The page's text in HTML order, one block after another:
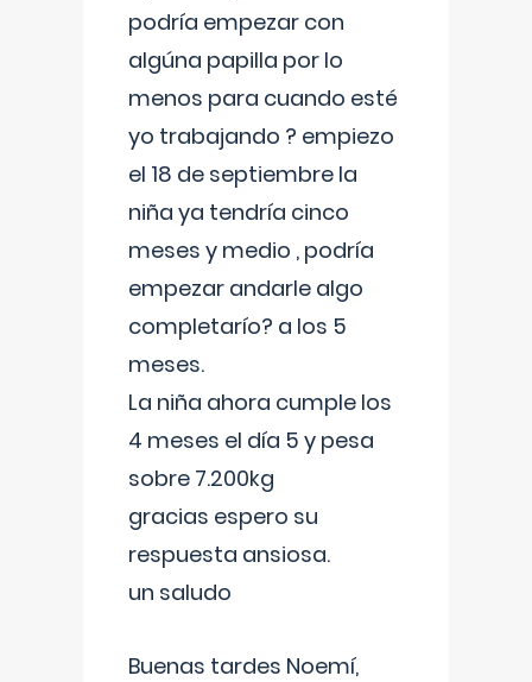
podría empezar con
algúna papilla por lo
menos para cuando esté
yo trabajando ? empiezo
el 18 de septiembre la
niña ya tendría cinco
meses y medio , podría
empezar andarle algo
completarío? a los 5
meses.
La niña ahora cumple los
4 meses el día 5 y pesa
sobre 7.200kg
gracias espero su
respuesta ansiosa.
un saludo
Buenas tardes Noemí,